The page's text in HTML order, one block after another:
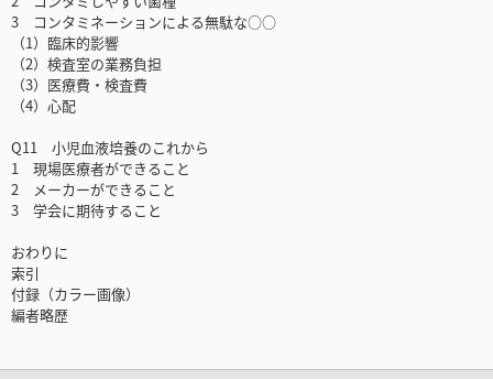
3 コンタミネーションによる無駄な○○
（1）臨床的影響
（2）検査室の業務負担
（3）医療費・検査費
（4）心配
Q11 小児血液培養のこれから
1 現場医療者ができること
2 メーカーができること
3 学会に期待すること
おわりに
索引
付録（カラー画像）
編者略歴